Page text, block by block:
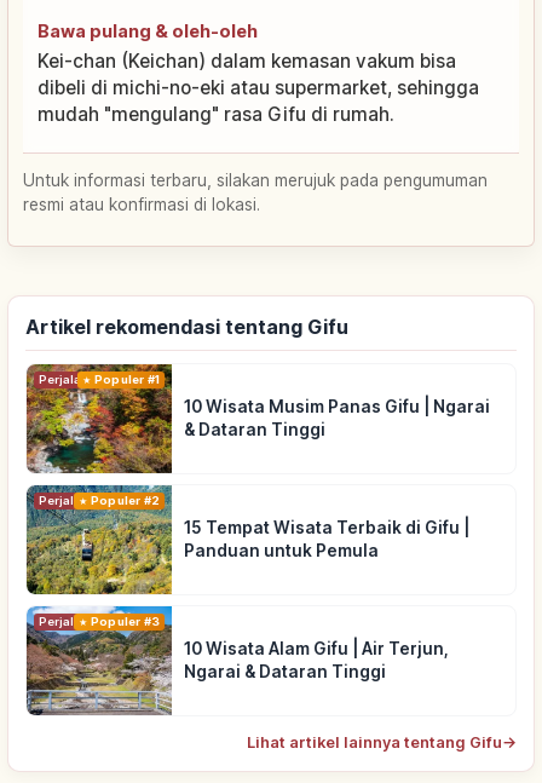
Bawa pulang & oleh-oleh
Kei-chan (Keichan) dalam kemasan vakum bisa
dibeli di michi-no-eki atau supermarket, sehingga
mudah "mengulang" rasa Gifu di rumah.
Untuk informasi terbaru, silakan merujuk pada pengumuman
resmi atau konfirmasi di lokasi.
Artikel rekomendasi tentang Gifu
PerjalananPopuler #1
10 Wisata Musim Panas Gifu | Ngarai
& Dataran Tinggi
PerjalananPopuler #2
15 Tempat Wisata Terbaik di Gifu |
Panduan untuk Pemula
PerjalananPopuler #3
10 Wisata Alam Gifu | Air Terjun,
Ngarai & Dataran Tinggi
Lihat artikel lainnya tentang Gifu→